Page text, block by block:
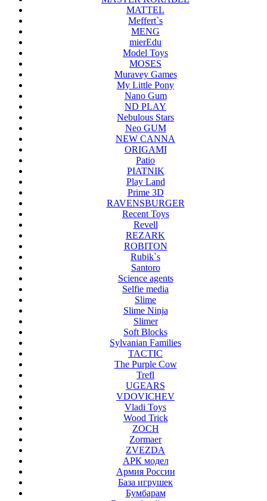
MATTEL
Meffert`s
MENG
mierEdu
Model Toys
MOSES
Muravey Games
My Little Pony
Nano Gum
ND PLAY
Nebulous Stars
Neo GUM
NEW CANNA
ORIGAMI
Patio
PIATNIK
Play Land
Prime 3D
RAVENSBURGER
Recent Toys
Revell
REZARK
ROBITON
Rubik`s
Santoro
Science agents
Selfie media
Slime
Slime Ninja
Slimer
Soft Blocks
Sylvanian Families
TACTIC
The Purple Cow
Trefl
UGEARS
VDOVICHEV
Vladi Toys
Wood Trick
ZOCH
Zormaer
ZVEZDA
АРК модел
Армия России
База игрушек
Бумбарам